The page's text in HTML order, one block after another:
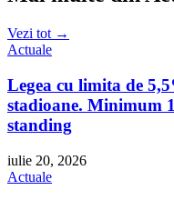
Vezi tot →
Actuale
Legea cu limita de
stadioane. Minimum
standing
iulie 20, 2026
Actuale